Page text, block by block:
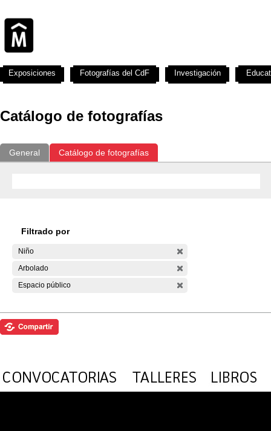
Catálogo de fotografías
General Catálogo de fotografías
Filtrado por
Niño
Arbolado
Espacio público
Exposiciones Fotografías del CdF Investigación